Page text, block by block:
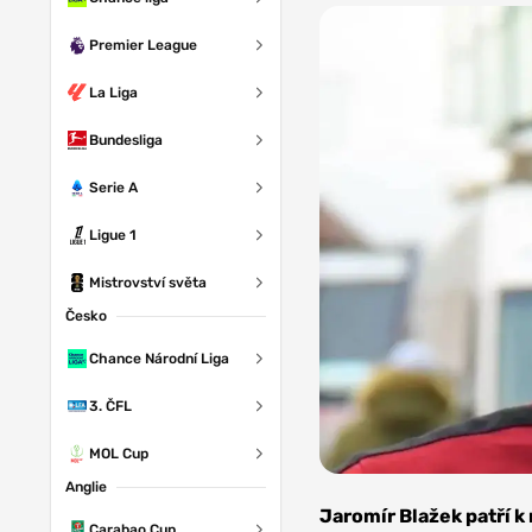
Premier League
La Liga
Bundesliga
Serie A
Ligue 1
Mistrovství světa
Česko
Chance Národní Liga
3. ČFL
MOL Cup
Anglie
Sedlecky, CC
Jaromír Blažek patří k